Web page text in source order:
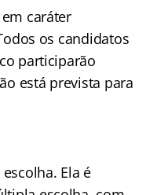
caráter
os candidatos
participarão
está prevista para
Ela é